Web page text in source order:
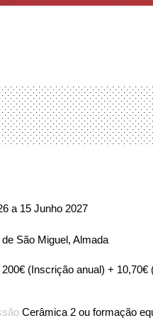
a 15 Junho 2027
São Miguel, Almada
(Inscrição anual) +
Cerâmica 2 ou formação